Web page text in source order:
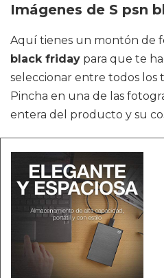
Imágenes de S psn
Aquí tienes un montón de
black friday para que te
seleccionar entre todos los
Pincha en una de las
entera del producto y su